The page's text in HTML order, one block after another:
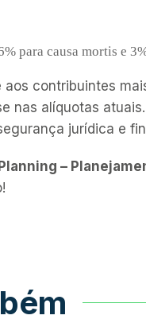
paracausa mortis e
aos contribuintes
nas alíquotas
jurídica e
–